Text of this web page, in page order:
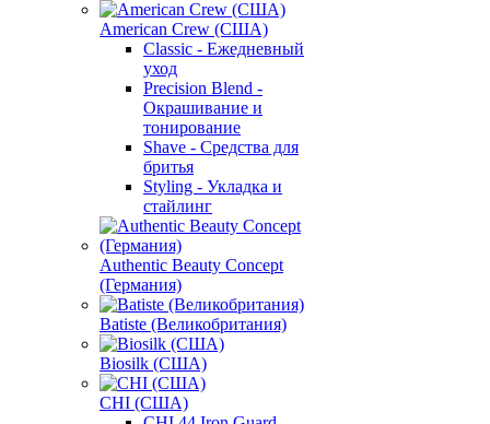
American Crew (США)
Classic - Ежедневный
уход
Precision Blend -
Окрашивание и
тонирование
Shave - Средства для
бритья
Styling - Укладка и
стайлинг
Authentic Beauty Concept
(Германия)
Batiste (Великобритания)
Biosilk (США)
CHI (США)